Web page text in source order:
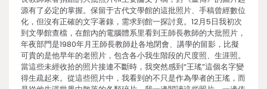
源有了必定的掌握。保留于古代文學館的這批照片、手稿曾經數位
化，但沒有正確的文字著錄，需求到館一探討竟。12月5日我初次
到文學館查檔，在館內的電腦體系里看到王師長教師的大批照片，
年夜部門是1980年月王師長教師赴各地閉會、講學的留影，比擬
可貴的是他早年的老照片，包含各小我生階段的尺度照、生涯照。
當這些未經收拾的照片接連不斷時，我突然感到“王瑤”這個名字變
得生疏起來。從這些照片中，我看到的不只是作為學者的王瑤，而